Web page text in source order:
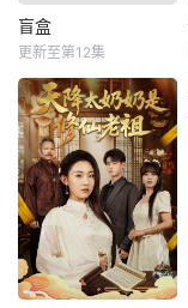
盲盒
更新至第12集